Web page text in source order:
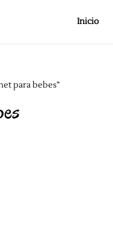
Inicio
para bebes”